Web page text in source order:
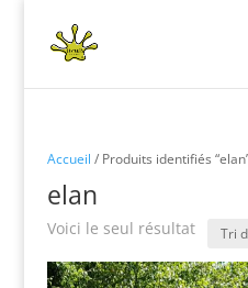
Accueil / Produits identifiés
elan
Voici le seul résultat